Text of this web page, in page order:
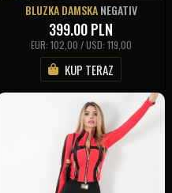
BLUZKA DAMSKANEGATIV
399.00PLN
EUR: 102,00 / USD: 119,00
KUP TERAZ